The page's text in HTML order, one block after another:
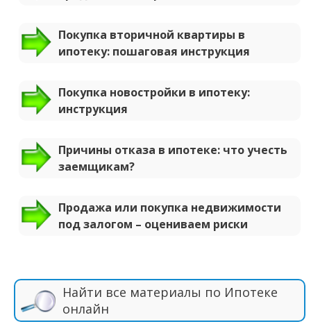
Покупка вторичной квартиры в
ипотеку: пошаговая инструкция
Покупка новостройки в ипотеку:
инструкция
Причины отказа в ипотеке: что учесть
заемщикам?
Продажа или покупка недвижимости
под залогом – оцениваем риски
Найти все материалы по Ипотеке
онлайн